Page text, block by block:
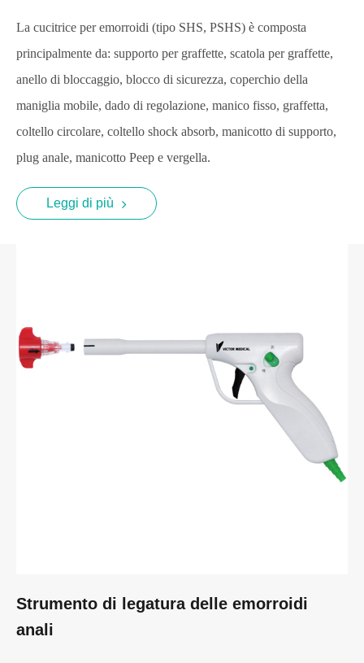
La cucitrice per emorroidi (tipo SHS, PSHS) è composta
principalmente da: supporto per graffette, scatola per graffette,
anello di bloccaggio, blocco di sicurezza, coperchio della
maniglia mobile, dado di regolazione, manico fisso, graffetta,
coltello circolare, coltello shock absorb, manicotto di supporto,
plug anale, manicotto Peep e vergella.
Leggi di più
Strumento di legatura delle emorroidi
anali